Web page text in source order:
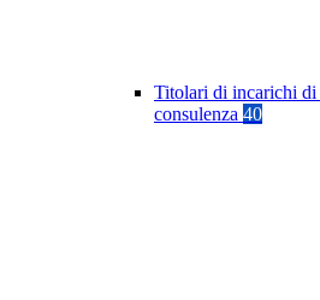
Titolari di incarichi di
consulenza 40